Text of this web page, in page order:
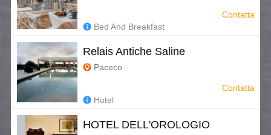
Bed And Breakfast
Contatta
Relais Antiche Saline
Paceco
Hotel
Contatta
HOTEL DELL'OROLOGIO